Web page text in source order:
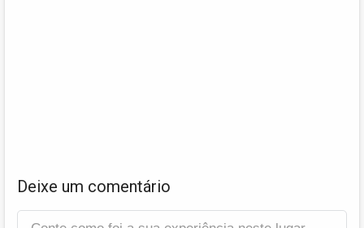
Deixe um comentário